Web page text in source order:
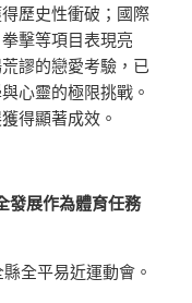
歷史性衝破；國際
擊等項目表現亮
謬的戀愛考驗，已
心靈的極限挑戰。
得顯著成效。
發展作為體育任務
全平易近運動會。